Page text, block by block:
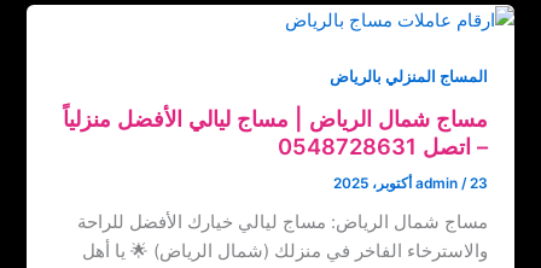
المساج المنزلي بالرياض
مساج شمال الرياض | مساج ليالي الأفضل منزلياً
– اتصل ‏‪0548728631
admin /23 أكتوبر، 2025
مساج شمال الرياض: مساج ليالي خيارك الأفضل للراحة
والاسترخاء الفاخر في منزلك (شمال الرياض) 🌟 يا أهل